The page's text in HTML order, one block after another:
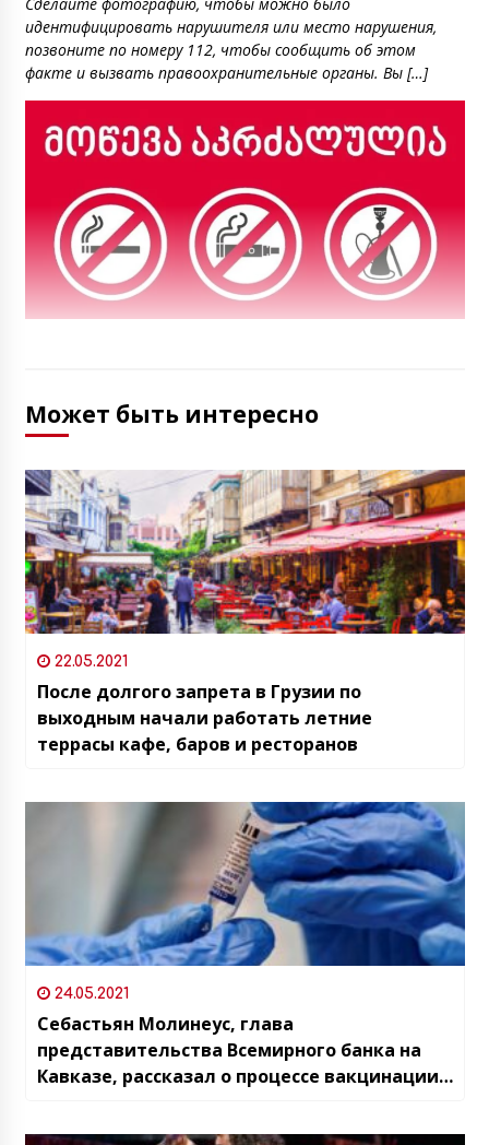
Сделайте фотографию, чтобы можно было
идентифицировать нарушителя или место нарушения,
позвоните по номеру 112, чтобы сообщить об этом
факте и вызвать правоохранительные органы. Вы […]
Может быть интересно
22.05.2021
После долгого запрета в Грузии по
выходным начали работать летние
террасы кафе, баров и ресторанов
24.05.2021
Себастьян Молинеус, глава
представительства Всемирного банка на
Кавказе, рассказал о процессе вакцинации